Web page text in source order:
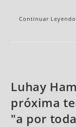
Continuar Leyendo
Luhay
próxima
"a por